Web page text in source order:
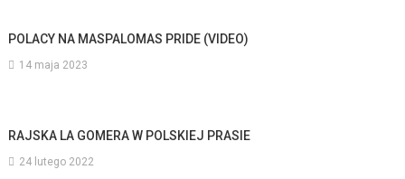
POLACY NA MASPALOMAS PRIDE (VIDEO)
14 maja 2023
RAJSKA LA GOMERA W POLSKIEJ PRASIE
24 lutego 2022